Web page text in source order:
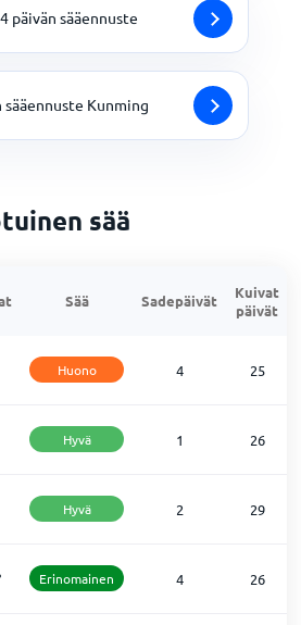
päivän sääennuste
sääennuste Kunming
sää
Sää Sadepäivät
Kuivat
päivät
Huono 4 25
Hyvä 1 26
Hyvä 2 29
Erinomainen 4 26